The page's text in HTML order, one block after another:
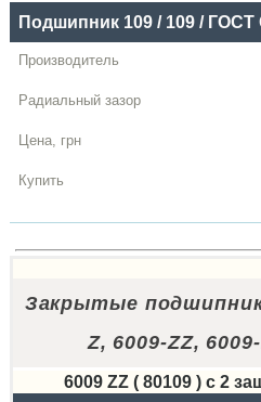
Подшипник 109 / 109 /
Закрытые
Z, 6009-ZZ,
6009 ZZ ( 80109 ) с 2